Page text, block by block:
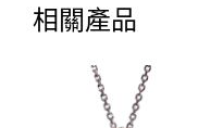
相關產品